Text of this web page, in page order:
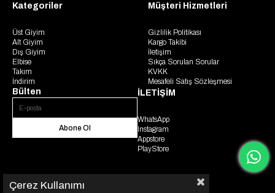
Kategoriler
Üst Giyim
Alt Giyim
Dış Giyim
Elbise
Takım
İndirim
Müşteri Hizmetleri
Gizlilik Politikası
Kargo Takibi
İletişim
Sıkça Sorulan Sorular
KVKK
Mesafeli Satış Sözleşmesi
Bülten
Abone Ol
İLETİŞİM
WhatsApp
Instagram
Appstore
PlayStore
Çerez Kullanımı